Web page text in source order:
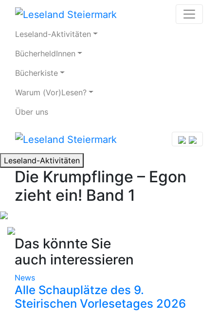
Leseland-Aktivitäten
BücherheldInnen
Bücherkiste
Warum (Vor)Lesen?
Über uns
Leseland-Aktivitäten
Die Krumpflinge – Egon
zieht ein! Band 1
Das könnte Sie
auch interessieren
News
Alle Schauplätze des 9.
Steirischen Vorlesetages 2026